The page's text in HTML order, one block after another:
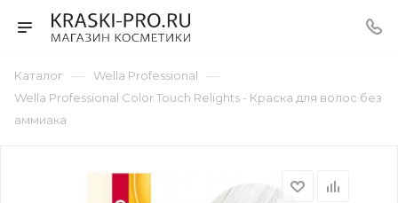
Каталог — Wella Professional —
Wella Professional Color Touch Relights - Краска для волос без
аммиака